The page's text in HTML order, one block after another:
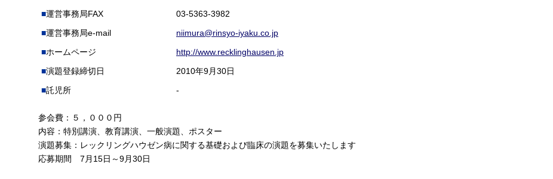
運営事務局FAX
03-5363-3982
運営事務局e-mail
niimura@rinsyo-iyaku.co.jp
ホームページ
http://www.recklinghausen.jp
演題登録締切日
2010年9月30日
託児所
-
参会費：５，０００円
内容：特別講演、教育講演、一般演題、ポスター
演題募集：レックリングハウゼン病に関する基礎および臨床の演題を募集いたします
応募期間 7月15日～9月30日